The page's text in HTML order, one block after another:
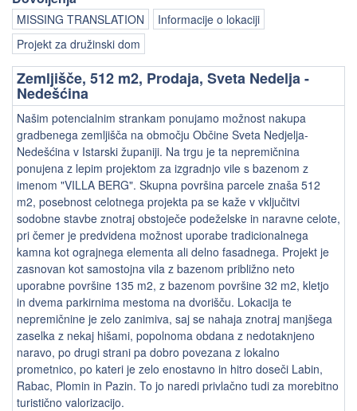
MISSING TRANSLATION
Informacije o lokaciji
Projekt za družinski dom
Zemljišče, 512 m2, Prodaja, Sveta Nedelja -
Nedešćina
Našim potencialnim strankam ponujamo možnost nakupa
gradbenega zemljišča na območju Občine Sveta Nedjelja-
Nedešćina v Istarski županiji. Na trgu je ta nepremičnina
ponujena z lepim projektom za izgradnjo vile s bazenom z
imenom "VILLA BERG". Skupna površina parcele znaša 512
m2, posebnost celotnega projekta pa se kaže v vključitvi
sodobne stavbe znotraj obstoječe podeželske in naravne celote,
pri čemer je predvidena možnost uporabe tradicionalnega
kamna kot ograjnega elementa ali delno fasadnega. Projekt je
zasnovan kot samostojna vila z bazenom približno neto
uporabne površine 135 m2, z bazenom površine 32 m2, kletjo
in dvema parkirnima mestoma na dvorišču. Lokacija te
nepremičnine je zelo zanimiva, saj se nahaja znotraj manjšega
zaselka z nekaj hišami, popolnoma obdana z nedotaknjeno
naravo, po drugi strani pa dobro povezana z lokalno
prometnico, po kateri je zelo enostavno in hitro doseči Labin,
Rabac, Plomin in Pazin. To jo naredi privlačno tudi za morebitno
turistično valorizacijo.